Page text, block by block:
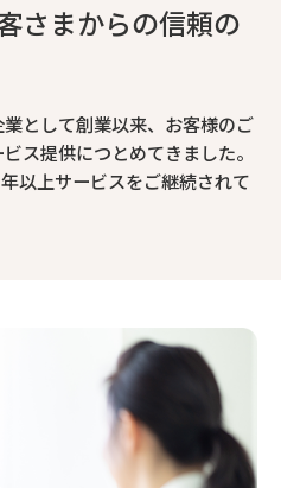
さまからの信頼の
として創業以来、お客様のご
ス提供につとめてきました。
以上サービスをご継続されて